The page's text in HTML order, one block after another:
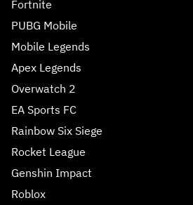
Fortnite
PUBG Mobile
Mobile Legends
Apex Legends
Overwatch 2
EA Sports FC
Rainbow Six Siege
Rocket League
Genshin Impact
Roblox